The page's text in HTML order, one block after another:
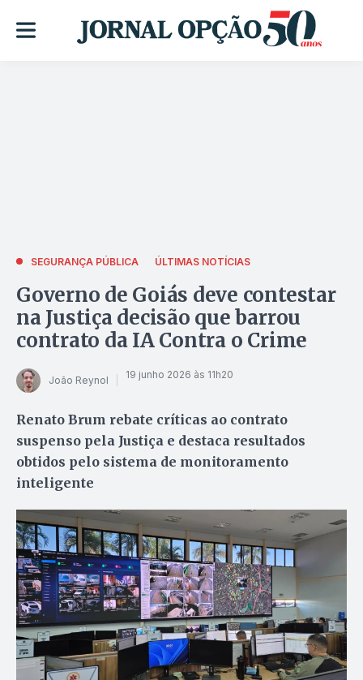
SEGURANÇA PÚBLICA ÚLTIMAS NOTÍCIAS
Governo de Goiás deve contestar
na Justiça decisão que barrou
contrato da IA Contra o Crime
João Reynol 19 junho 2026 às 11h20
Renato Brum rebate críticas ao contrato
suspenso pela Justiça e destaca resultados
obtidos pelo sistema de monitoramento
inteligente